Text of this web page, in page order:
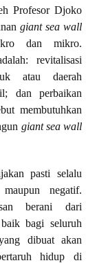
Profesor Djoko
giant sea wall
dan mikro.
revitalisasi
atau daerah
dan perbaikan
membutuhkan
giant sea wall
pasti selalu
negatif.
berani dari
bagi seluruh
dibuat akan
hidup di